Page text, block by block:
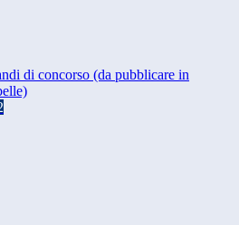
di concorso (da pubblicare in